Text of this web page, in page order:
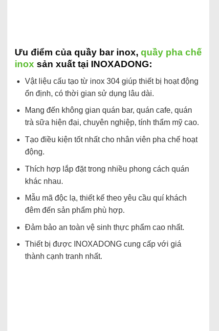
Ưu điểm của quầy bar inox, quầy pha chế
inox sản xuất tại INOXADONG:
Vật liệu cấu tạo từ inox 304 giúp thiết bị hoạt động
ổn định, có thời gian sử dụng lâu dài.
Mang đến không gian quán bar, quán cafe, quán
trà sữa hiện đại, chuyên nghiệp, tính thẩm mỹ cao.
Tạo điều kiện tốt nhất cho nhân viên pha chế hoạt
động.
Thích hợp lắp đặt trong nhiều phong cách quán
khác nhau.
Mẫu mã độc lạ, thiết kế theo yêu cầu quí khách
đêm đến sản phẩm phù hợp.
Đảm bảo an toàn vệ sinh thực phẩm cao nhất.
Thiết bị được INOXADONG cung cấp với giá
thành cạnh tranh nhất.